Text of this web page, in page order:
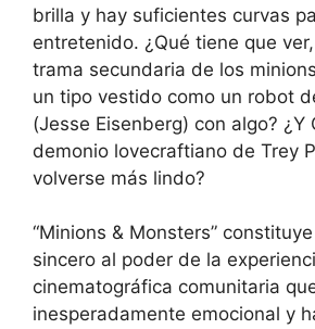
brilla y hay suficientes curvas
entretenido. ¿Qué tiene que
trama secundaria de los
un tipo vestido como un robot
(Jesse Eisenberg) con algo? ¿Y
demonio lovecraftiano de Trey
volverse más lindo?
“Minions & Monsters”
sincero al poder de la
cinematográfica comunitaria
inesperadamente emocional y